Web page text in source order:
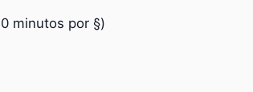
minutos por §)